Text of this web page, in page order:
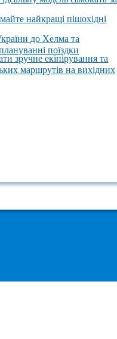
найкращі пішохідні
до Хелма та
поїздки
зручне екіпірування та
маршрутів на вихідних